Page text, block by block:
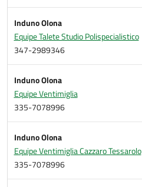
Induno Olona
Equipe Talete Studio Polispecialistico
347-2989346
Induno Olona
Equipe Ventimiglia
335-7078996
Induno Olona
Equipe Ventimiglia Cazzaro Tessarolo
335-7078996